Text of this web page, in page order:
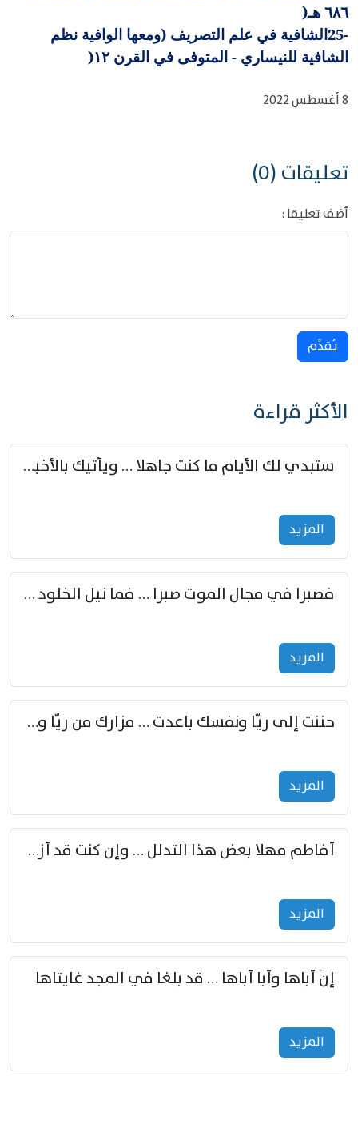
٦٨٦ هـ
)
25-الشافية في علم التصريف (ومعها الوافية نظم
الشافية للنيساري - المتوفى في القرن ١٢
)
8 أغسطس 2022
تعليقات (0)
أضف تعليقا :
يُقدِّم
الأكثر قراءة
ستبدي لك الأيام ما كنت جاهلا … ويأتيك بالأخبار من لم تزوّد
المزید
فصبرا في مجال الموت صبرا … فما نيل الخلود بمستطاع
المزید
حننت إلى ريّا ونفسك باعدت … مزارك من ريّا وشعباكما معا
المزید
أفاطم مهلا بعض هذا التدلل … وإن كنت قد أزمعت صرمي فأجملي
المزید
إنّ أباها وأبا أباها … قد بلغا في المجد غايتاها
المزید